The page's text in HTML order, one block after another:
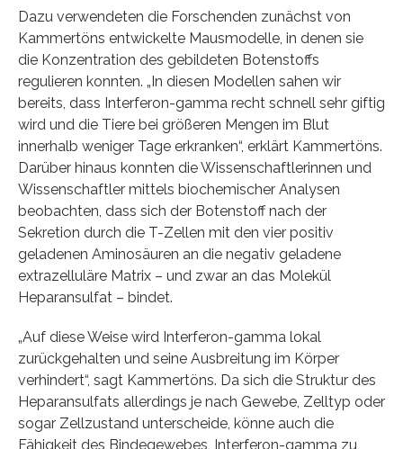
Dazu verwendeten die Forschenden zunächst von
Kammertöns entwickelte Mausmodelle, in denen sie
die Konzentration des gebildeten Botenstoffs
regulieren konnten. „In diesen Modellen sahen wir
bereits, dass Interferon-gamma recht schnell sehr giftig
wird und die Tiere bei größeren Mengen im Blut
innerhalb weniger Tage erkranken“, erklärt Kammertöns.
Darüber hinaus konnten die Wissenschaftlerinnen und
Wissenschaftler mittels biochemischer Analysen
beobachten, dass sich der Botenstoff nach der
Sekretion durch die T-Zellen mit den vier positiv
geladenen Aminosäuren an die negativ geladene
extrazelluläre Matrix – und zwar an das Molekül
Heparansulfat – bindet.
„Auf diese Weise wird Interferon-gamma lokal
zurückgehalten und seine Ausbreitung im Körper
verhindert“, sagt Kammertöns. Da sich die Struktur des
Heparansulfats allerdings je nach Gewebe, Zelltyp oder
sogar Zellzustand unterscheide, könne auch die
Fähigkeit des Bindegewebes, Interferon-gamma zu